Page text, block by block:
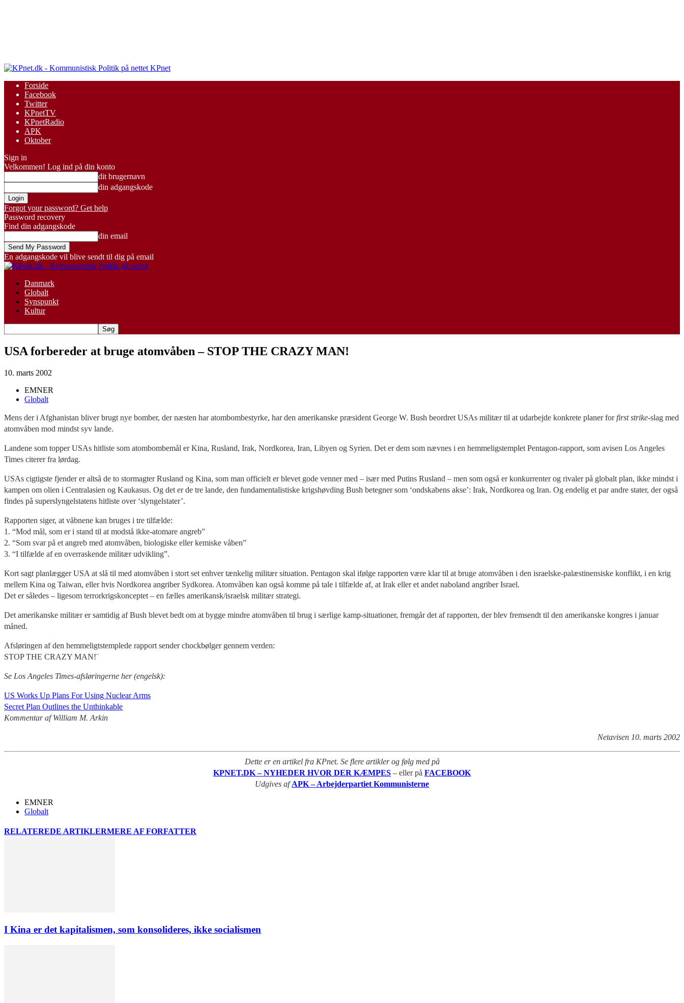
KPnet
Forside
Facebook
Twitter
KPnetTV
KPnetRadio
APK
Oktober
Sign in
Velkommen! Log ind på din konto
dit brugernavn
din adgangskode
Forgot your password? Get help
Password recovery
Find din adgangskode
din email
En adgangskode vil blive sendt til dig på email
Danmark
Globalt
Synspunkt
Kultur
USA forbereder at bruge atomvåben – STOP THE CRAZY MAN!
10. marts 2002
EMNER
Globalt
Mens der i Afghanistan bliver brugt nye bomber, der næsten har atombombestyrke, har den amerikanske præsident George W. Bush beordret USAs militær til at udarbejde konkrete planer forfirst strike-slag med
atomvåben mod mindst syv lande.
Landene som topper USAs hitliste som atombombemål er Kina, Rusland, Irak, Nordkorea, Iran, Libyen og Syrien. Det er dem som nævnes i en hemmeligstemplet Pentagon-rapport, som avisen Los Angeles
Times citerer fra lørdag.
USAs cigtigste fjender er altså de to stormagter Rusland og Kina, som man officielt er blevet gode venner med – især med Putins Rusland – men som også er konkurrenter og rivaler på globalt plan, ikke mindst i
kampen om olien i Centralasien og Kaukasus. Og det er de tre lande, den fundamentalistiske krigshøvding Bush betegner som ‘ondskabens akse’: Irak, Nordkorea og Iran. Og endelig et par andre stater, der også
findes på superslyngelstatens hitliste over ‘slyngelstater’.
Rapporten siger, at våbnene kan bruges i tre tilfælde:
1. “Mod mål, som er i stand til at modstå ikke-atomare angreb”
2. “Som svar på et angreb med atomvåben, biologiske eller kemiske våben”
3. “I tilfælde af en overraskende militær udvikling”.
Kort sagt planlægger USA at slå til med atomvåben i stort set enhver tænkelig militær situation. Pentagon skal ifølge rapporten være klar til at bruge atomvåben i den israelske-palæstinensiske konflikt, i en krig
mellem Kina og Taiwan, eller hvis Nordkorea angriber Sydkorea. Atomvåben kan også komme på tale i tilfælde af, at Irak eller et andet naboland angriber Israel.
Det er således – ligesom terrorkrigskonceptet – en fælles amerikansk/israelsk militær strategi.
Det amerikanske militær er samtidig af Bush blevet bedt om at bygge mindre atomvåben til brug i særlige kamp-situationer, fremgår det af rapporten, der blev fremsendt til den amerikanske kongres i januar
måned.
Afsløringen af den hemmeligtstemplede rapport sender chockbølger gennem verden:
STOP THE CRAZY MAN!¨
Se Los Angeles Times-afsløringerne her (engelsk):
US Works Up Plans For Using Nuclear Arms
Secret Plan Outlines the Unthinkable
Kommentar af William M. Arkin
Netavisen 10. marts 2002
Dette er en artikel fra KPnet. Se flere artikler og følg med på
KPNET.DK – NYHEDER HVOR DER KÆMPES – eller på FACEBOOK
Udgives afAPK – Arbejderpartiet Kommunisterne
EMNER
Globalt
RELATEREDE ARTIKLERMERE AF FORFATTER
I Kina er det kapitalismen, som konsolideres, ikke socialismen